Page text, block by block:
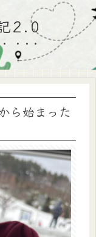
2.0
ら始まった